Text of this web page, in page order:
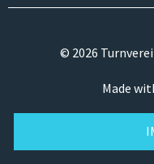
© 2026
Made